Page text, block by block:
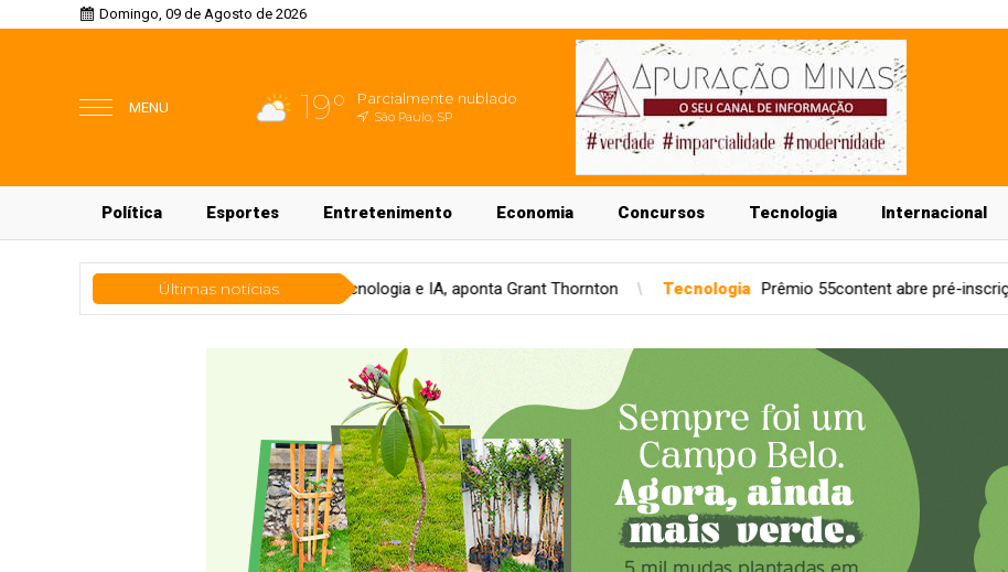
Domingo, 09 de Agosto de 2026
MENU 19° Parcialmente nublado
São Paulo, SP
Política Esportes Entretenimento Economia Concursos Tecnologia Internacional
Últimas notícias
CFOs priorizam tecnologia e IA, aponta Grant Thornton Tecnologia Prêmio 55content abre pré-inscrição para apps regionais